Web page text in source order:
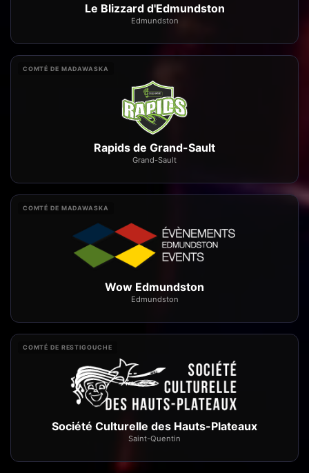
Le Blizzard d'Edmundston
Edmundston
COMTÉ DE MADAWASKA
Rapids de Grand-Sault
Grand-Sault
COMTÉ DE MADAWASKA
Wow Edmundston
Edmundston
COMTÉ DE RESTIGOUCHE
Société Culturelle des Hauts-Plateaux
Saint-Quentin